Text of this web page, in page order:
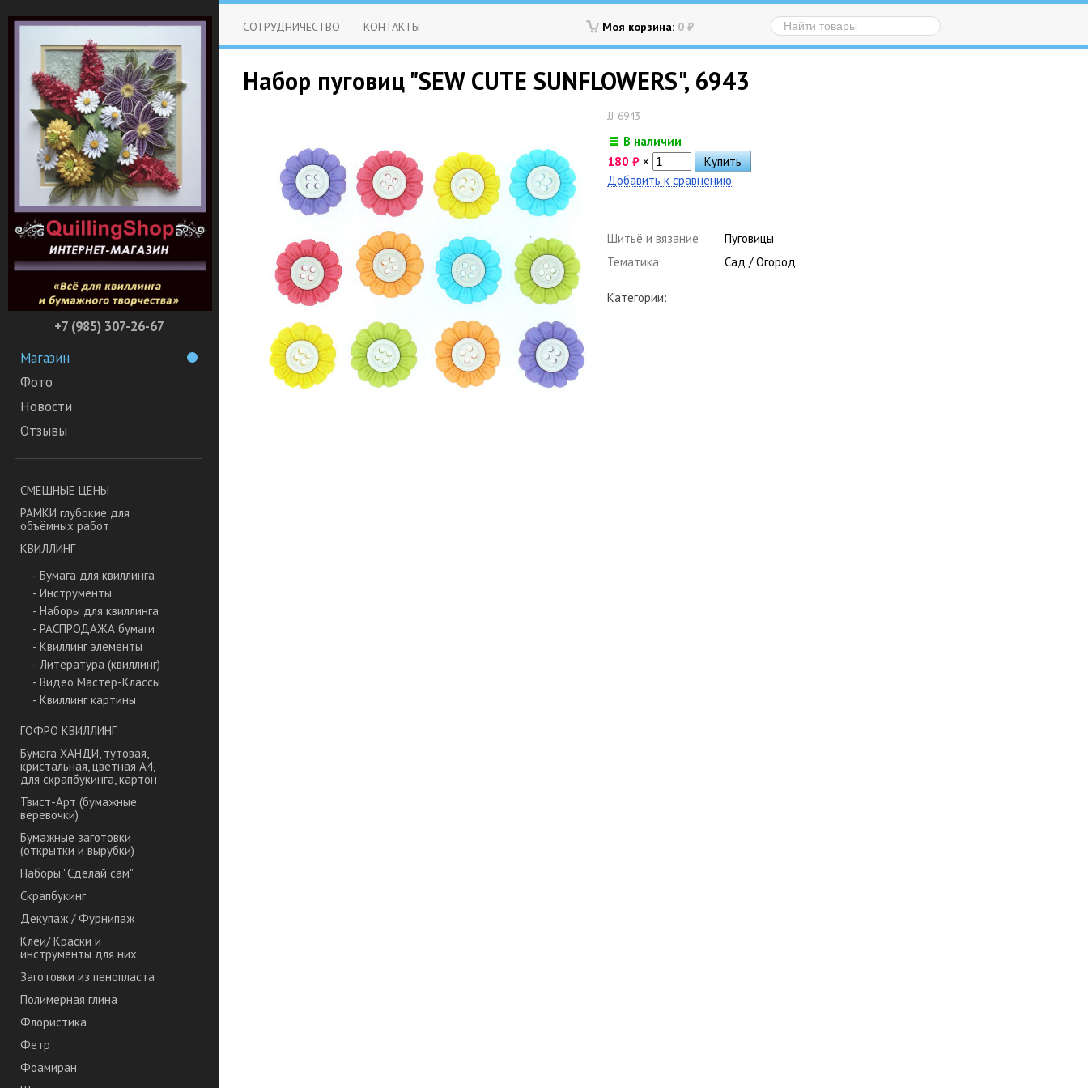
+7 (985) 307-26-67
Магазин
Фото
Новости
Отзывы
СМЕШНЫЕ ЦЕНЫ
РАМКИ глубокие для
объёмных работ
КВИЛЛИНГ
- Бумага для квиллинга
- Инструменты
- Наборы для квиллинга
- РАСПРОДАЖА бумаги
- Квиллинг элементы
- Литература (квиллинг)
- Видео Мастер-Классы
- Квиллинг картины
ГОФРО КВИЛЛИНГ
Бумага ХАНДИ, тутовая,
кристальная, цветная А4,
для скрапбукинга, картон
Твист-Арт (бумажные
веревочки)
Бумажные заготовки
(открытки и вырубки)
Наборы "Сделай сам"
Скрапбукинг
Декупаж / Фурнипаж
Клеи/ Краски и
инструменты для них
Заготовки из пенопласта
Полимерная глина
Флористика
Фетр
Фоамиран
Моя корзина: 0 ₽
СОТРУДНИЧЕСТВО КОНТАКТЫ
Набор пуговиц "SEW CUTE SUNFLOWERS", 6943
JJ-6943
В наличии
180 ₽ ×
Добавить к сравнению
Шитьё и вязание
Пуговицы
Тематика
Сад / Огород
Категории: